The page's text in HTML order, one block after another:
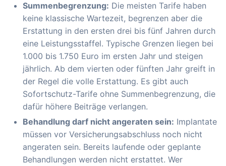
Summenbegrenzung: Die meisten Tarife haben
keine klassische Wartezeit, begrenzen aber die
Erstattung in den ersten drei bis fünf Jahren durch
eine Leistungsstaffel. Typische Grenzen liegen bei
1.000 bis 1.750 Euro im ersten Jahr und steigen
jährlich. Ab dem vierten oder fünften Jahr greift in
der Regel die volle Erstattung. Es gibt auch
Sofortschutz-Tarife ohne Summenbegrenzung, die
dafür höhere Beiträge verlangen.
Behandlung darf nicht angeraten sein: Implantate
müssen vor Versicherungsabschluss noch nicht
angeraten sein. Bereits laufende oder geplante
Behandlungen werden nicht erstattet. Wer